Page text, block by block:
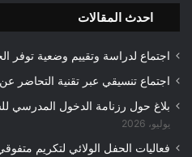
احدث المقالات
اجتماع لدراسة وتقييم وضعية توفر
اجتماع تنسيقي عبر تقنية التحاضر
بلاغ حول رزنامة الدخول المدرسي للسنة
يوليو، 2026
فعاليات الحفل الولائي لتكريم